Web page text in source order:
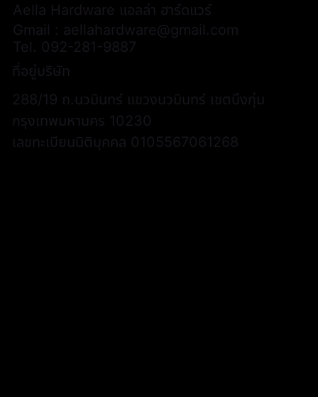
Aella Hardware แอลล่า ฮาร์ดแวร์
Gmail : aellahardware@gmail.com
Tel. 092-281-9887
ที่อยู่บริษัท
288/19 ถ.นวมินทร์ แขวงนวมินทร์ เขตบึงกุ่ม
กรุงเทพมหานคร 10230
เลขทะเบียนนิติบุคคล 0105567061268